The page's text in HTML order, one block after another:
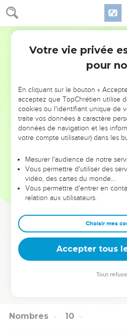
Nombres 9
le camp et à son signal qu’ils le
longtemps que la nuée restait sur
bougeaient pas de l’endroit.
Même si elle s’attardait
observaient fidèlement les
tabernacle ; c’était toujours au
dressaient le camp, et qu’ils le
Il arrivait même qu’elle ne
lorsqu’elle s’élevait le matin, ils
Qu’elle demeure deux jours ou
longtemps encore sur le
campés sans partir ; ils levaient
lorsqu’elle s’élevait.
C’est sur l’ordre de l’Eternel
levaient. Ainsi ils observaient ce
conformément aux instructions
l’intermédiaire de Moïse.
La Bible Du Semeur Copyright © 1992, 1999
Nombres 10
Votre vie privée
pour
En cliquant sur le bouton «
acceptez que TopChrétien utilise
cookies ou l'identifiant unique de
traite vos données à caractère
données de navigation et les
votre compte utilisateur) dans les
Mesurer l'audience de notre
Vous permettre d'utiliser des
vidéo, des cartes du monde…
Vous permettre d'entrer en
relation aux utilisateurs.
Choisir mes
Accepter tous
Tout